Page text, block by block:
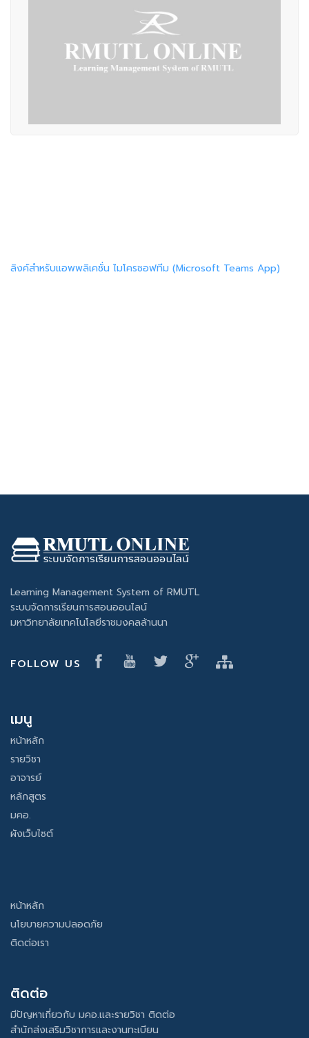
ลิงค์สำหรับแอพพลิเคชั่น ไมโครซอฟทีม (Microsoft Teams App)
Learning Management System of RMUTL
ระบบจัดการเรียนการสอนออนไลน์
มหาวิทยาลัยเทคโนโลยีราชมงคลล้านนา
FOLLOW US
เมนู
หน้าหลัก
รายวิชา
อาจารย์
หลักสูตร
มคอ.
ผังเว็บไซต์
หน้าหลัก
นโยบายความปลอดภัย
ติดต่อเรา
ติดต่อ
มีปัญหาเกี่ยวกับ มคอ.และรายวิชา ติดต่อ
สำนักส่งเสริมวิชาการและงานทะเบียน